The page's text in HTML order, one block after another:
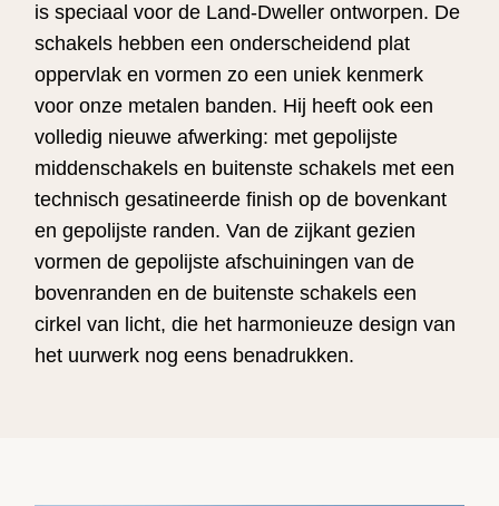
is speciaal voor de Land-Dweller ontworpen. De
schakels hebben een onderscheidend plat
oppervlak en vormen zo een uniek kenmerk
voor onze metalen banden. Hij heeft ook een
volledig nieuwe afwerking: met gepolijste
middenschakels en buitenste schakels met een
technisch gesatineerde finish op de bovenkant
en gepolijste randen. Van de zijkant gezien
vormen de gepolijste afschuiningen van de
bovenranden en de buitenste schakels een
cirkel van licht, die het harmonieuze design van
het uurwerk nog eens benadrukken.